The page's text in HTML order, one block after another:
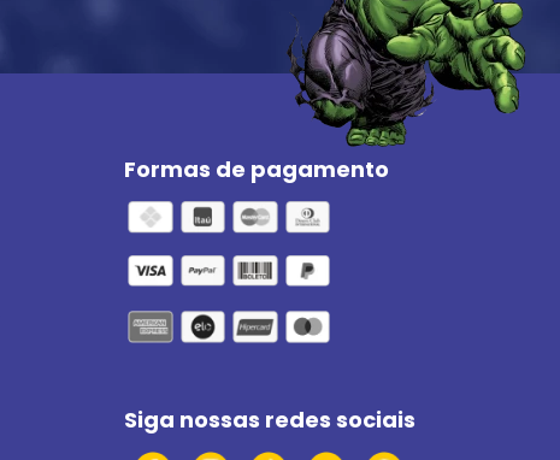
Formas de pagamento
Siga nossas redes sociais